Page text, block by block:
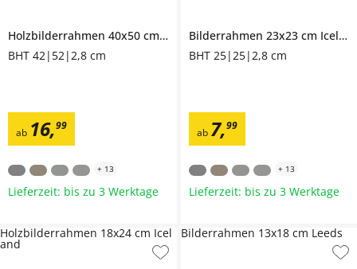
Holzbilderrahmen 40x50 cmIceland
BHT 42|52|2,8 cm
ab 16,99
+ 13
Lieferzeit: bis zu 3 Werktage
Bilderrahmen 23x23 cm Iceland
BHT 25|25|2,8 cm
ab 7,99
+ 13
Lieferzeit: bis zu 3 Werktage
Holzbilderrahmen 18x24 cm Icel
and
Bilderrahmen 13x18 cm Leeds